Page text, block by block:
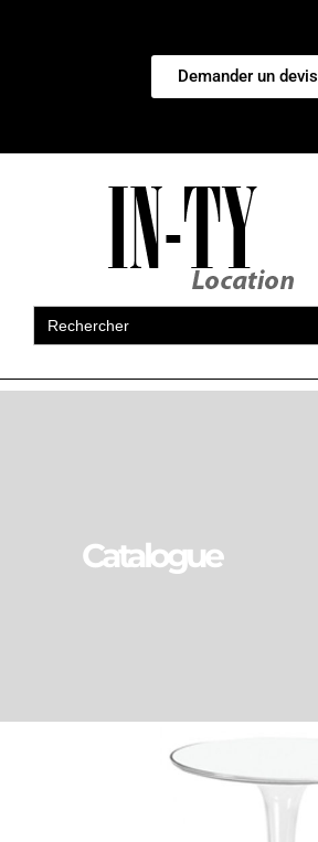
Demander un devis
Search
for:
Catalogue